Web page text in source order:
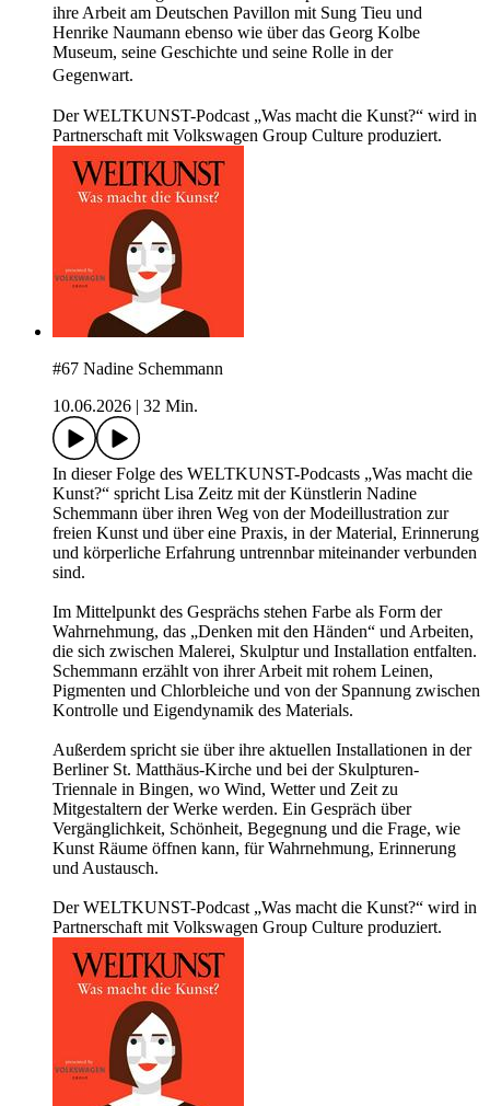
ihre Arbeit am Deutschen Pavillon mit Sung Tieu und
Henrike Naumann ebenso wie über das Georg Kolbe
Museum, seine Geschichte und seine Rolle in der
Gegenwart.
Der WELTKUNST-Podcast „Was macht die Kunst?“ wird in
Partnerschaft mit Volkswagen Group Culture produziert.
#67 Nadine Schemmann
10.06.2026
32 Min.
In dieser Folge des WELTKUNST-Podcasts „Was macht die
Kunst?“ spricht Lisa Zeitz mit der Künstlerin Nadine
Schemmann über ihren Weg von der Modeillustration zur
freien Kunst und über eine Praxis, in der Material, Erinnerung
und körperliche Erfahrung untrennbar miteinander verbunden
sind.
Im Mittelpunkt des Gesprächs stehen Farbe als Form der
Wahrnehmung, das „Denken mit den Händen“ und Arbeiten,
die sich zwischen Malerei, Skulptur und Installation entfalten.
Schemmann erzählt von ihrer Arbeit mit rohem Leinen,
Pigmenten und Chlorbleiche und von der Spannung zwischen
Kontrolle und Eigendynamik des Materials.
Außerdem spricht sie über ihre aktuellen Installationen in der
Berliner St. Matthäus-Kirche und bei der Skulpturen-
Triennale in Bingen, wo Wind, Wetter und Zeit zu
Mitgestaltern der Werke werden. Ein Gespräch über
Vergänglichkeit, Schönheit, Begegnung und die Frage, wie
Kunst Räume öffnen kann, für Wahrnehmung, Erinnerung
und Austausch.
Der WELTKUNST-Podcast „Was macht die Kunst?“ wird in
Partnerschaft mit Volkswagen Group Culture produziert.